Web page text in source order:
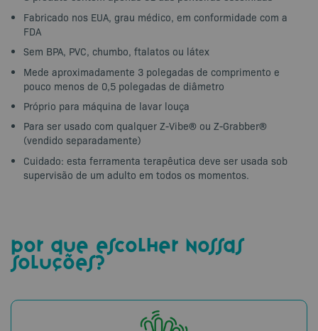
Fabricado nos EUA, grau médico, em conformidade com a
FDA
Sem BPA, PVC, chumbo, ftalatos ou látex
Mede aproximadamente 3 polegadas de comprimento e
pouco menos de 0,5 polegadas de diâmetro
Próprio para máquina de lavar louça
Para ser usado com qualquer Z-Vibe® ou Z-Grabber®
(vendido separadamente)
Cuidado: esta ferramenta terapêutica deve ser usada sob
supervisão de um adulto em todos os momentos.
por que escolher nossas
soluções?